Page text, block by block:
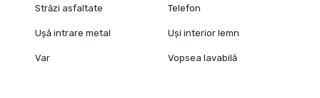
Străzi asfaltate Telefon
Ușă intrare metal Uși interior lemn
Var Vopsea lavabilă